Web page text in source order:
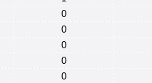
0
0
0
0
0